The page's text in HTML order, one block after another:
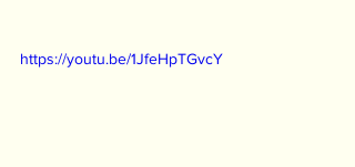
https://youtu.be/1JfeHpTGvcY